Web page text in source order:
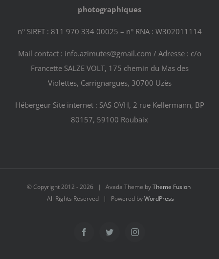
photographiques
n° SIRET : 811 970 334 00025 – n° RNA : W302011114
Mail contact : info.azimutes@gmail.com / Adresse : c/o
Francette SALZE VOLT, 175 chemin du Mas des
Violettes, Carrignargues, 30700 Uzès
Hébergeur Site internet : SAS OVH, 2 rue Kellermann, BP
80157, 59100 Roubaix
© Copyright 2012 -2026 | Avada Theme byTheme Fusion
All Rights Reserved | Powered byWordPress
FacebookTwitter Instagram